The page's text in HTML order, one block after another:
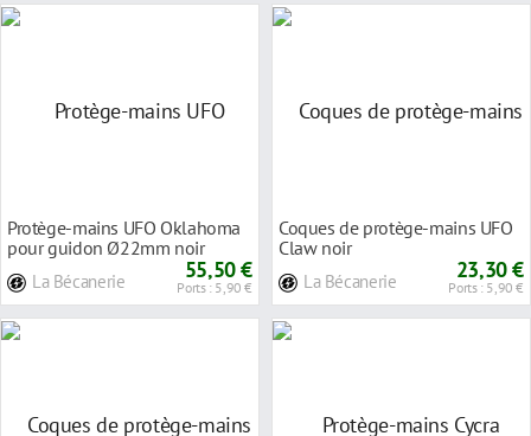
Protège-mains UFO Oklahoma
pour guidon Ø22mm noir
La Bécanerie 55,50 €
Ports : 5,90 €
Coques de protège-mains UFO
Claw noir
La Bécanerie 23,30 €
Ports : 5,90 €